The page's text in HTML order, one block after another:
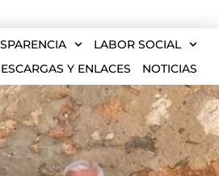
LABOR SOCIAL
Y ENLACES
NOTICIAS